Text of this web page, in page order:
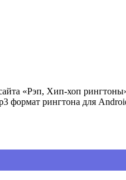
«Рэп, Хип-хоп
рингтона для